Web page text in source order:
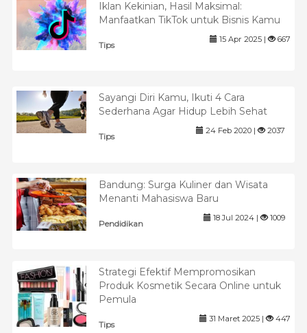
Iklan Kekinian, Hasil Maksimal:
Manfaatkan TikTok untuk Bisnis Kamu
Tips
15 Apr 2025 | 667
Sayangi Diri Kamu, Ikuti 4 Cara
Sederhana Agar Hidup Lebih Sehat
Tips
24 Feb 2020 | 2037
Bandung: Surga Kuliner dan Wisata
Menanti Mahasiswa Baru
Pendidikan
18 Jul 2024 | 1009
Strategi Efektif Mempromosikan
Produk Kosmetik Secara Online untuk
Pemula
Tips
31 Maret 2025 | 447